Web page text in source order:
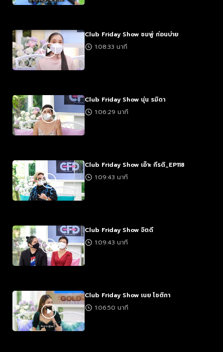
Club Friday Show ชมพู่ ก่อนบ่าย
1:08:33 นาที
Club Friday Show นุ่น รมิดา
1:06:29 นาที
Club Friday Show เอ๊าะ กีรติ_EP118
1:09:43 นาที
Club Friday Show จิตดี
1:09:43 นาที
Club Friday Show เนย โชติกา
1:06:50 นาที